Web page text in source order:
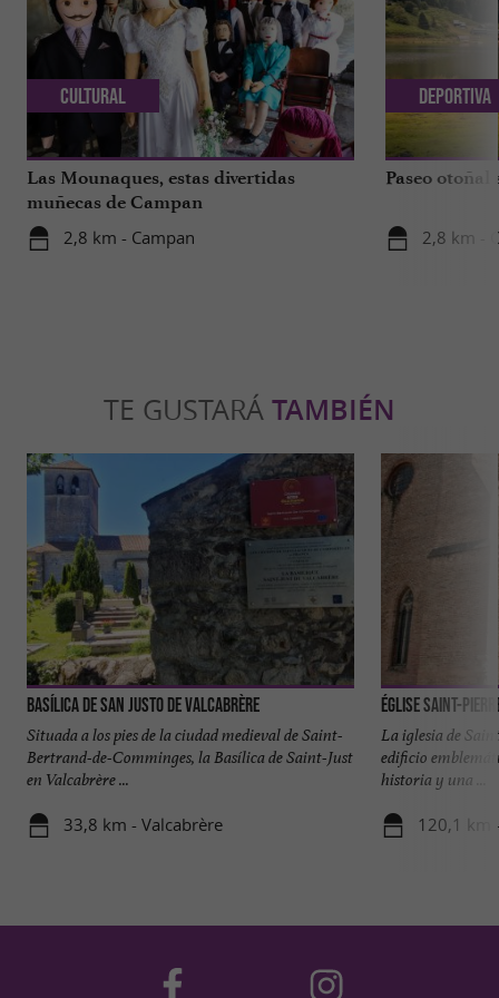
Las Mounaques, estas divertidas
muñecas de Campan
2,8 km - Campan
Cultural
Paseo
2,8 km -
Deportiva
TE GUSTARÁ TAMBIÉN
Basílica de San Justo de Valcabrère
Situada a los pies de la ciudad medieval de Saint-
Bertrand-de-Comminges, la Basílica de Saint-Just
en Valcabrère ...
33,8 km - Valcabrère
Église Saint-
La iglesia de
edificio
historia y una ...
120,1 km